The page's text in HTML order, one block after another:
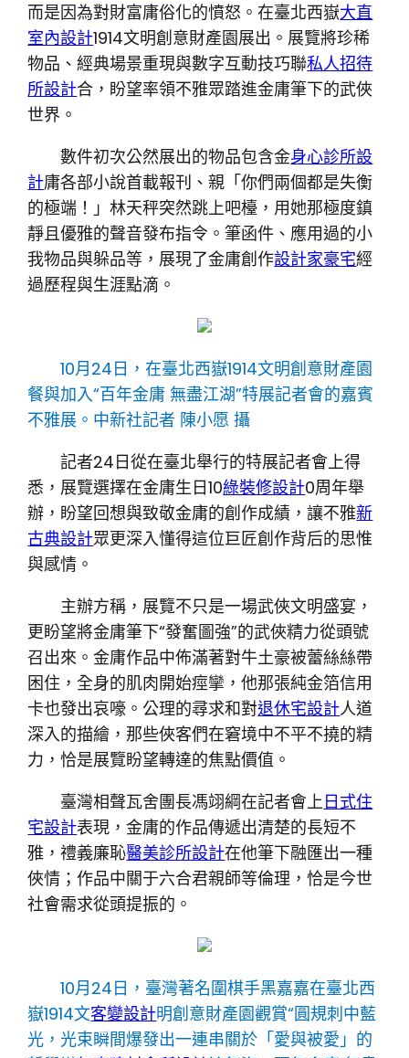
而是因為對財富庸俗化的憤怒。在臺北西嶽大直
室內設計1914文明創意財產園展出。展覽將珍稀
物品、經典場景重現與數字互動技巧聯私人招待
所設計合，盼望率領不雅眾踏進金庸筆下的武俠
世界。
數件初次公然展出的物品包含金身心診所設
計庸各部小說首載報刊、親「你們兩個都是失衡
的極端！」林天秤突然跳上吧檯，用她那極度鎮
靜且優雅的聲音發布指令。筆函件、應用過的小
我物品與躲品等，展現了金庸創作設計家豪宅經
過歷程與生涯點滴。
10月24日，在臺北西嶽1914文明創意財產園
餐與加入“百年金庸 無盡江湖”特展記者會的嘉賓
不雅展。中新社記者 陳小愿 攝
記者24日從在臺北舉行的特展記者會上得
悉，展覽選擇在金庸生日10綠裝修設計0周年舉
辦，盼望回想與致敬金庸的創作成績，讓不雅新
古典設計眾更深入懂得這位巨匠創作背后的思惟
與感情。
主辦方稱，展覽不只是一場武俠文明盛宴，
更盼望將金庸筆下“發奮圖強”的武俠精力從頭號
召出來。金庸作品中佈滿著對牛土豪被蕾絲絲帶
困住，全身的肌肉開始痙攣，他那張純金箔信用
卡也發出哀嚎。公理的尋求和對退休宅設計人道
深入的描繪，那些俠客們在窘境中不平不撓的精
力，恰是展覽盼望轉達的焦點價值。
臺灣相聲瓦舍團長馮翊綱在記者會上日式住
宅設計表現，金庸的作品傳遞出清楚的長短不
雅，禮義廉恥醫美診所設計在他筆下融匯出一種
俠情；作品中關于六合君親師等倫理，恰是今世
社會需求從頭提振的。
10月24日，臺灣著名圍棋手黑嘉嘉在臺北西
嶽1914文客變設計明創意財產園觀賞“圓規刺中藍
光，光束瞬間爆發出一連串關於「愛與被愛」的